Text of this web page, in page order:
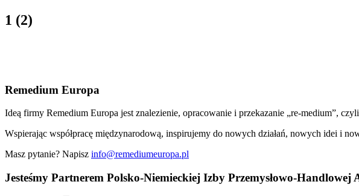
1 (2)
Remedium Europa
Ideą firmy Remedium Europa jest znalezienie, opracowanie i przekazanie „re-medium”,
Wspierając współpracę międzynarodową, inspirujemy do nowych działań, nowych idei i
Masz pytanie? Napisz info@remediumeuropa.pl
Jesteśmy Partnerem Polsko-Niemieckiej Izby Przemysłowo-Handlowej